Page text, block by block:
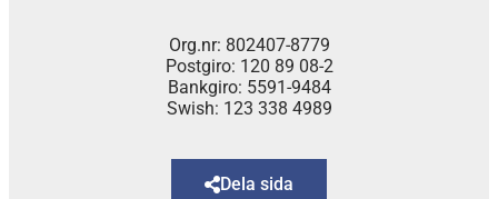
Org.nr: 802407-8779
Postgiro: 120 89 08-2
Bankgiro: 5591-9484
Swish: 123 338 4989
Dela sida